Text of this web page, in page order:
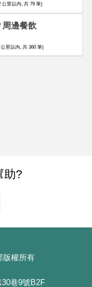
公里以內, 共 79 筆)
周邊餐飲
里以內, 共 360 筆)
助?
版權所有
巷9號B2F